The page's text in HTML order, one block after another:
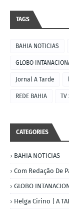
TAGS
BAHIA NOTICIAS
GLOBO
Jornal A Tarde
REDE BAHIA TV
CATEGORIES
BAHIA NOTICIAS
Com Redação De
GLOBO
Helga Cirino | A